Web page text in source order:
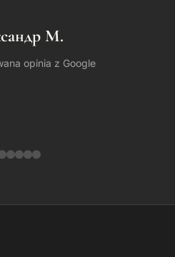
М.
opinia z Google